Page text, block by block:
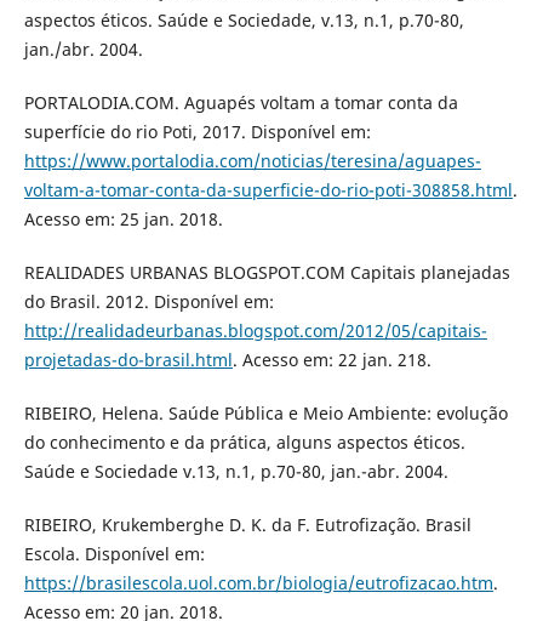
aspectos éticos. Saúde e Sociedade, v.13, n.1, p.70-80,
jan./abr. 2004.
PORTALODIA.COM. Aguapés voltam a tomar conta da
superfície do rio Poti, 2017. Disponível em:
https://www.portalodia.com/noticias/teresina/aguapes-
voltam-a-tomar-conta-da-superficie-do-rio-poti-308858.html.
Acesso em: 25 jan. 2018.
REALIDADES URBANAS BLOGSPOT.COM Capitais planejadas
do Brasil. 2012. Disponível em:
http://realidadeurbanas.blogspot.com/2012/05/capitais-
projetadas-do-brasil.html. Acesso em: 22 jan. 218.
RIBEIRO, Helena. Saúde Pública e Meio Ambiente: evolução
do conhecimento e da prática, alguns aspectos éticos.
Saúde e Sociedade v.13, n.1, p.70-80, jan.-abr. 2004.
RIBEIRO, Krukemberghe D. K. da F. Eutrofização. Brasil
Escola. Disponível em:
https://brasilescola.uol.com.br/biologia/eutrofizacao.htm.
Acesso em: 20 jan. 2018.